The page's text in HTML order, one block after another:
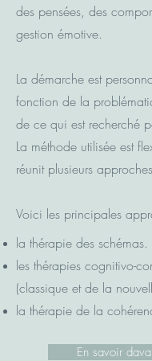
des pensées, des
gestion émotive.
La démarche est
fonction de la
de ce qui est recherché
La méthode utilisée est
réunit plusieurs
Voici les principales
la thérapie des schémas.
les thérapies cognitivo-
(classique et de la
la thérapie de la
En savoir